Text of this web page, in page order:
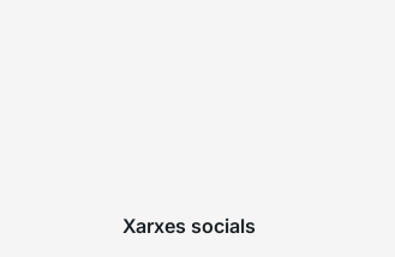
Xarxes socials